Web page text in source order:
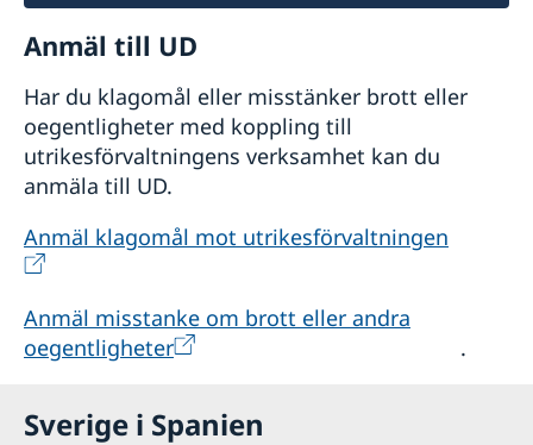
Anmäl till UD
Har du klagomål eller misstänker brott eller
oegentligheter med koppling till
utrikesförvaltningens verksamhet kan du
anmäla till UD.
Anmäl klagomål mot utrikesförvaltningen
Anmäl misstanke om brott eller andra
oegentligheter
.
Sverige i Spanien